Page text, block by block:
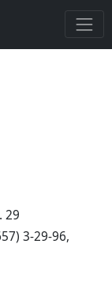
29
3-29-96,